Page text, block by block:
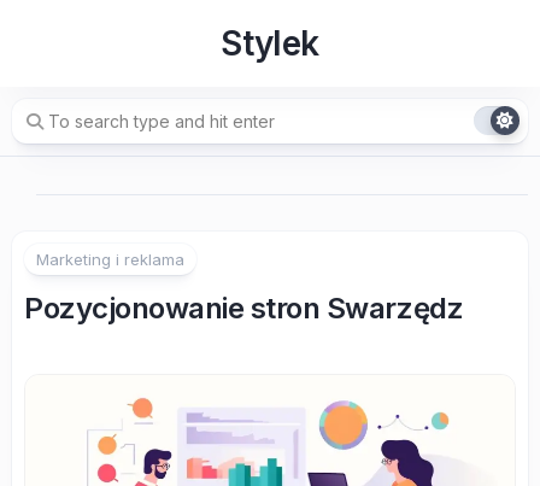
Stylek
Marketing i reklama
Pozycjonowanie stron Swarzędz